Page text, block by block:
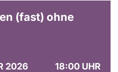
(fast) ohne
2026 18:00 UHR